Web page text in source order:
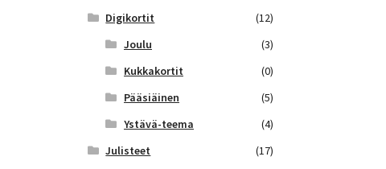
Digikortit
(12)
Joulu
(3)
Kukkakortit
(0)
Pääsiäinen
(5)
Ystävä-teema
(4)
Julisteet
(17)